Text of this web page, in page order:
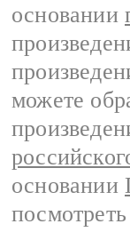
основании
можете
основании